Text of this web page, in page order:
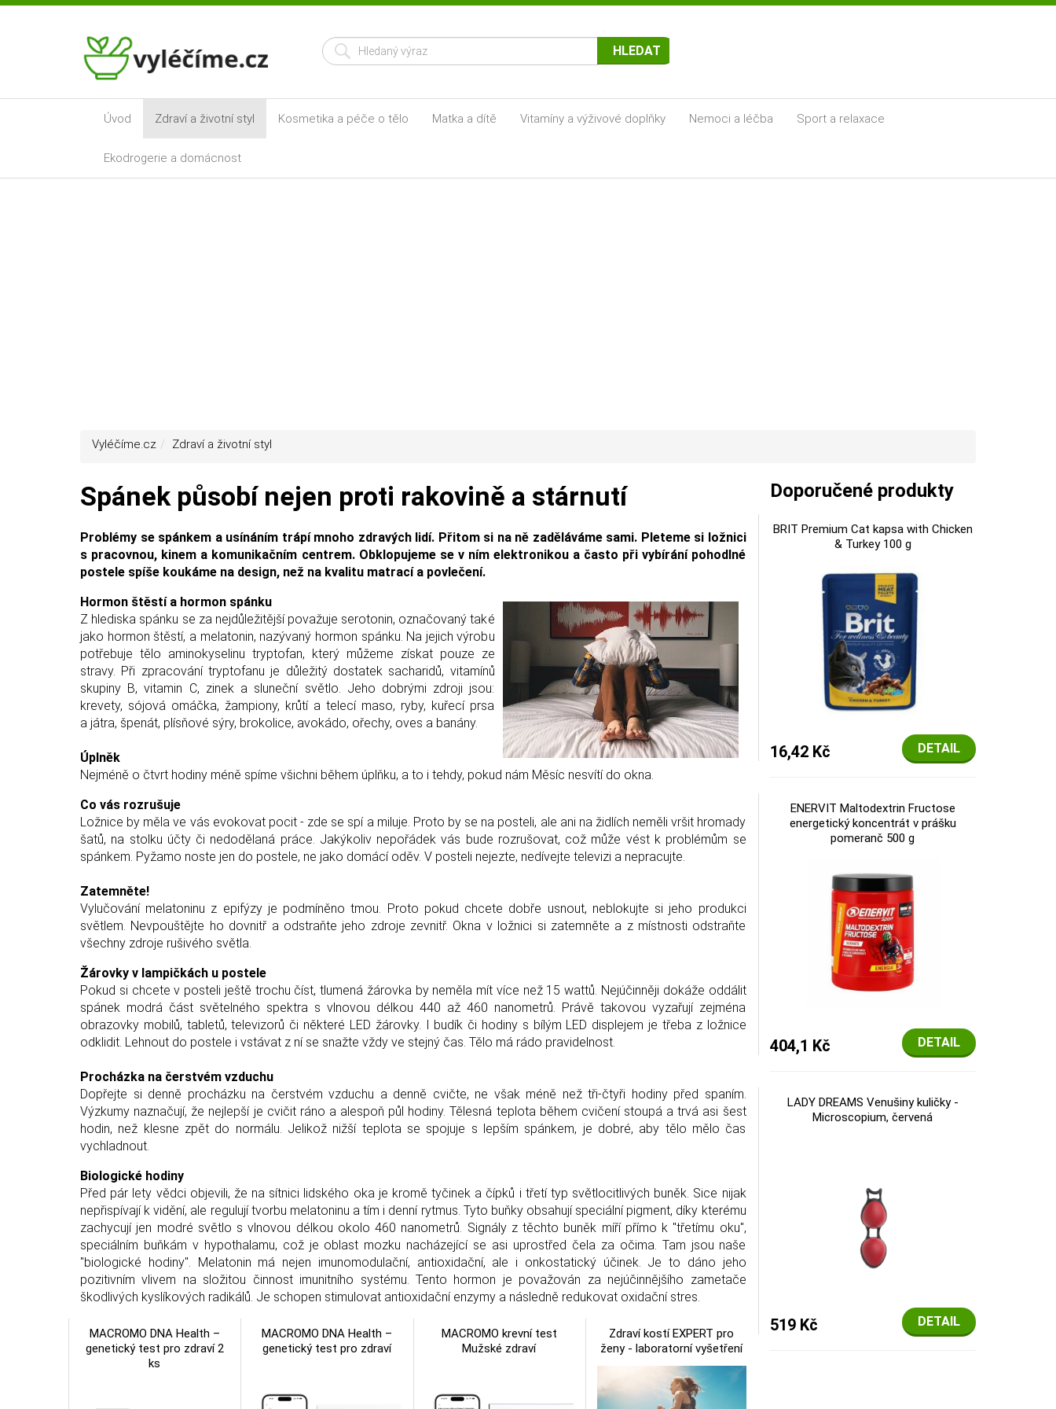
HLEDAT
Úvod Zdraví a životní styl Kosmetika a péče o tělo Matka a dítě Vitamíny a výživové doplňky Nemoci a léčba Sport a relaxace
Ekodrogerie a domácnost
Vyléčíme.cz Zdraví a životní styl
Spánek působí nejen proti rakovině a stárnutí
Problémy se spánkem a usínáním trápí mnoho zdravých lidí. Přitom si na ně zaděláváme sami. Pleteme si ložnici
s pracovnou, kinem a komunikačním centrem. Obklopujeme se v ním elektronikou a často při vybírání pohodlné
postele spíše koukáme na design, než na kvalitu matrací a povlečení.
Hormon štěstí a hormon spánku
Z hlediska spánku se za nejdůležitější považuje serotonin, označovaný také
jako hormon štěstí, a melatonin, nazývaný hormon spánku. Na jejich výrobu
potřebuje tělo aminokyselinu tryptofan, který můžeme získat pouze ze
stravy. Při zpracování tryptofanu je důležitý dostatek sacharidů, vitamínů
skupiny B, vitamin C, zinek a sluneční světlo. Jeho dobrými zdroji jsou:
krevety, sójová omáčka, žampiony, krůtí a telecí maso, ryby, kuřecí prsa
a játra, špenát, plísňové sýry, brokolice, avokádo, ořechy, oves a banány.
Úplněk
Nejméně o čtvrt hodiny méně spíme všichni během úplňku, a to i tehdy, pokud nám Měsíc nesvítí do okna.
Co vás rozrušuje
Ložnice by měla ve vás evokovat pocit - zde se spí a miluje. Proto by se na posteli, ale ani na židlích neměli vršit hromady
šatů, na stolku účty či nedodělaná práce. Jakýkoliv nepořádek vás bude rozrušovat, což může vést k problémům se
spánkem. Pyžamo noste jen do postele, ne jako domácí oděv. V posteli nejezte, nedívejte televizi a nepracujte.
Zatemněte!
Vylučování melatoninu z epifýzy je podmíněno tmou. Proto pokud chcete dobře usnout, neblokujte si jeho produkci
světlem. Nevpouštějte ho dovnitř a odstraňte jeho zdroje zevnitř. Okna v ložnici si zatemněte a z místnosti odstraňte
všechny zdroje rušivého světla.
Žárovky v lampičkách u postele
Pokud si chcete v posteli ještě trochu číst, tlumená žárovka by neměla mít více než 15 wattů. Nejúčinněji dokáže oddálit
spánek modrá část světelného spektra s vlnovou délkou 440 až 460 nanometrů. Právě takovou vyzařují zejména
obrazovky mobilů, tabletů, televizorů či některé LED žárovky. I budík či hodiny s bílým LED displejem je třeba z ložnice
odklidit. Lehnout do postele i vstávat z ní se snažte vždy ve stejný čas. Tělo má rádo pravidelnost.
Procházka na čerstvém vzduchu
Dopřejte si denně procházku na čerstvém vzduchu a denně cvičte, ne však méně než tři-čtyři hodiny před spaním.
Výzkumy naznačují, že nejlepší je cvičit ráno a alespoň půl hodiny. Tělesná teplota během cvičení stoupá a trvá asi šest
hodin, než klesne zpět do normálu. Jelikož nižší teplota se spojuje s lepším spánkem, je dobré, aby tělo mělo čas
vychladnout.
Biologické hodiny
Před pár lety vědci objevili, že na sítnici lidského oka je kromě tyčinek a čípků i třetí typ světlocitlivých buněk. Sice nijak
nepřispívají k vidění, ale regulují tvorbu melatoninu a tím i denní rytmus. Tyto buňky obsahují speciální pigment, díky kterému
zachycují jen modré světlo s vlnovou délkou okolo 460 nanometrů. Signály z těchto buněk míří přímo k "třetímu oku",
speciálním buňkám v hypothalamu, což je oblast mozku nacházející se asi uprostřed čela za očima. Tam jsou naše
"biologické hodiny". Melatonin má nejen imunomodulační, antioxidační, ale i onkostatický účinek. Je to dáno jeho
pozitivním vlivem na složitou činnost imunitního systému. Tento hormon je považován za nejúčinnějšího zametače
škodlivých kyslíkových radikálů. Je schopen stimulovat antioxidační enzymy a následně redukovat oxidační stres.
MACROMO DNA Health –
genetický test pro zdraví 2
ks
MACROMO DNA Health –
genetický test pro zdraví
MACROMO krevní test
Mužské zdraví
Zdraví kostí EXPERT pro
ženy - laboratorní vyšetření
Doporučené produkty
BRIT Premium Cat kapsa with Chicken
& Turkey 100 g
DETAIL
16,42 Kč
ENERVIT Maltodextrin Fructose
energetický koncentrát v prášku
pomeranč 500 g
DETAIL
404,1 Kč
LADY DREAMS Venušiny kuličky -
Microscopium, červená
DETAIL
519 Kč